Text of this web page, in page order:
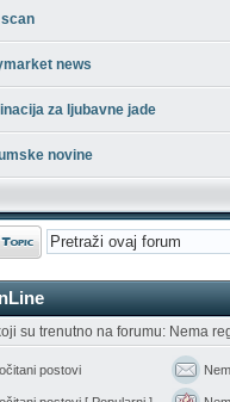
news
za ljubavne jade
novine
temu
su trenutno na forumu: Nema
postovi